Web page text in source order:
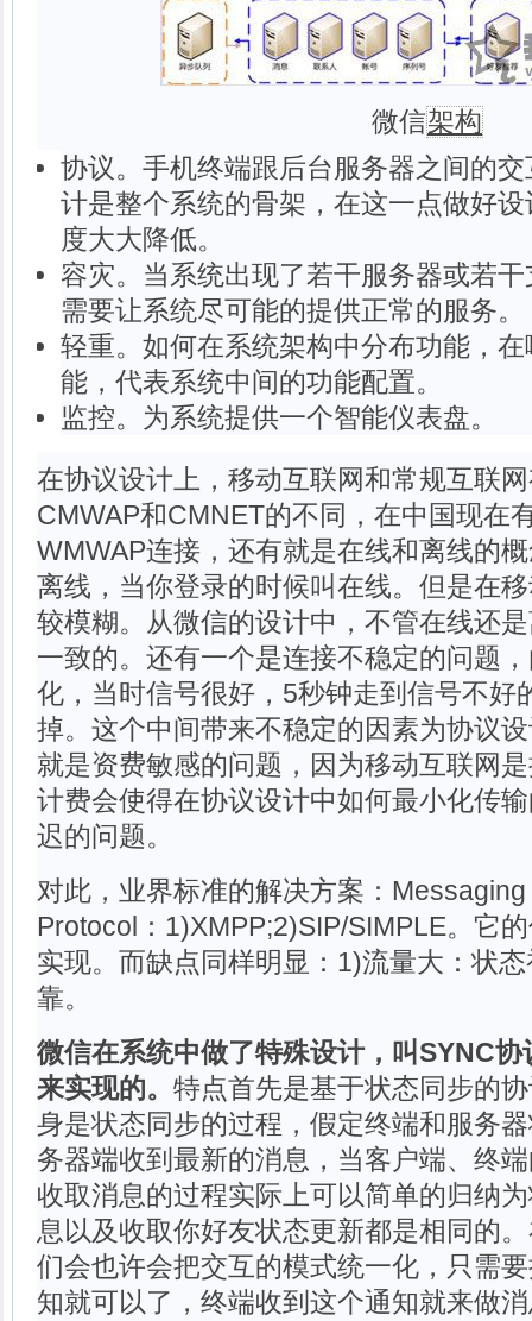
微信架构
协议。手机终端跟后台服务器之间的
计是整个系统的骨架，在这一点做好
度大大降低。
容灾。当系统出现了若干服务器或若
需要让系统尽可能的提供正常的服务。
轻重。如何在系统架构中分布功能，
能，代表系统中间的功能配置。
监控。为系统提供一个智能仪表盘。
在协议设计上，移动互联网和常规互联
CMWAP和CMNET的不同，在中国现在
WMWAP连接，还有就是在线和离线的
离线，当你登录的时候叫在线。但是在
较模糊。从微信的设计中，不管在线还
一致的。还有一个是连接不稳定的问题
化，当时信号很好，5秒钟走到信号不好
掉。这个中间带来不稳定的因素为协议
就是资费敏感的问题，因为移动互联网
计费会使得在协议设计中如何最小化传
迟的问题。
对此，业界标准的解决方案：
Protocol：1)XMPP;2)SIP/SIMPLE。它
实现。而缺点同样明显：1)流量大：状
靠。
微信在系统中做了特殊设计，叫SYNC
来实现的。 特点首先是基于状态同步的
身是状态同步的过程，假定终端和服务
务器端收到最新的消息，当客户端、终
收取消息的过程实际上可以简单的归纳
息以及收取你好友状态更新都是相同的
们会也许会把交互的模式统一化，只需
知就可以了，终端收到这个通知就来做